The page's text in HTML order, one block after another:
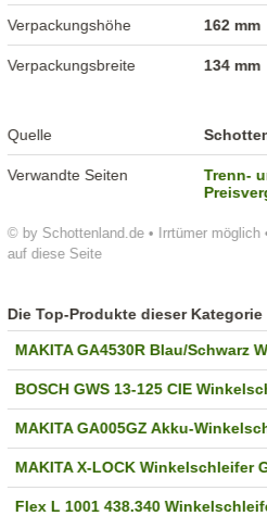
© by Schottenland.de • Irrtümer möglich
auf diese Seite
Verpackungshöhe 162 mm
Verpackungsbreite 134 mm
Quelle
Verwandte Seiten
Trenn-
Die Top-Produkte dieser Kategorie
MAKITA GA4530R Blau/Schwarz
BOSCH GWS 13-125 CIE
MAKITA GA005GZ Akku-
MAKITA X-LOCK Winkelschleifer
Flex L 1001 438.340